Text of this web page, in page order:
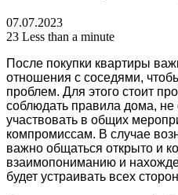
07.07.2023
23 Less than a minute
После покупки квартиры
отношения с соседями,
проблем. Для этого стоит
соблюдать правила дома,
участвовать в общих
компромиссам. В случае
важно общаться открыто и
взаимопониманию и
будет устраивать всех